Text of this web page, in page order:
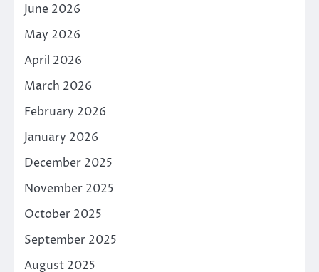
June 2026
May 2026
April 2026
March 2026
February 2026
January 2026
December 2025
November 2025
October 2025
September 2025
August 2025